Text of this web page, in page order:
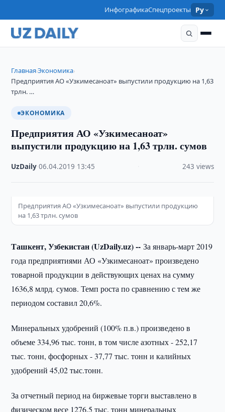
ИнфографикаСпецпроекты Ру
Главная›Экономика›
Предприятия АО «Узкимесаноат» выпустили продукцию на 1,63
трлн. …
ЭКОНОМИКА
Предприятия АО «Узкимесаноат»
выпустили продукцию на 1,63 трлн. сумов
UzDaily ·06.04.2019 13:45 243 views
Предприятия АО «Узкимесаноат» выпустили продукцию
на 1,63 трлн. сумов
Ташкент, Узбекистан (UzDaily.uz) --За январь-март 2019
года предприятиями АО «Узкимесаноат» произведено
товарной продукции в действующих ценах на сумму
1636,8 млрд. сумов. Темп роста по сравнению с тем же
периодом составил 20,6%.
Минеральных удобрений (100% п.в.) произведено в
объеме 334,96 тыс. тонн, в том числе азотных - 252,17
тыс. тонн, фосфорных - 37,77 тыс. тонн и калийных
удобрений 45,02 тыс.тонн.
За отчетный период на биржевые торги выставлено в
физическом весе 1276,5 тыс. тонн минеральных